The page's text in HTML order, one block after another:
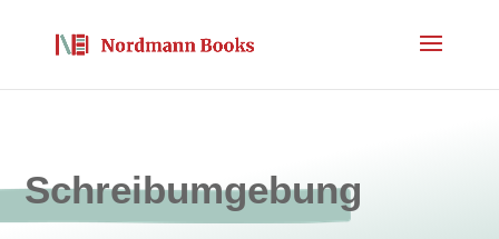
Schreibumgebung